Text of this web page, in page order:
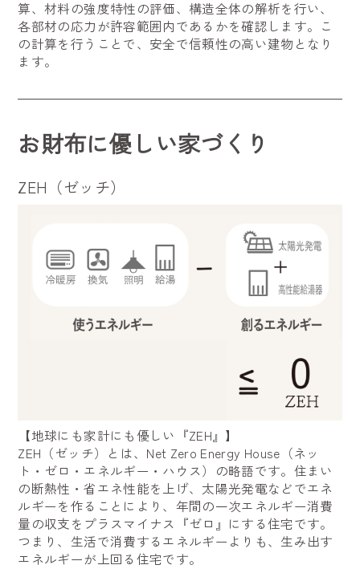
算、材料の強度特性の評価、構造全体の解析を行い、
各部材の応力が許容範囲内であるかを確認します。こ
の計算を行うことで、安全で信頼性の高い建物となり
ます。
お財布に優しい家づくり
ZEH（ゼッチ）
【地球にも家計にも優しい『ZEH』】
ZEH（ゼッチ）とは、Net Zero Energy House（ネッ
ト・ゼロ・エネルギー・ハウス）の略語です。住まい
の断熱性・省エネ性能を上げ、太陽光発電などでエネ
ルギーを作ることにより、年間の一次エネルギー消費
量の収支をプラスマイナス『ゼロ』にする住宅です。
つまり、生活で消費するエネルギーよりも、生み出す
エネルギーが上回る住宅です。